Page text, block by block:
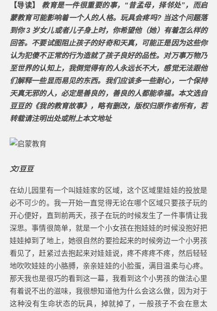
【导读】
教育是一件很重要的事，“昔孟母，择邻处”，而启
蒙教育可能影响着一个人的人格。玩具会疼吗? 当这个问题落
到你 3 岁女儿或者儿子身上时，你希望他（她）有着怎么样的
回答。不要试图阻止孩子的好奇和天真，可能正是因为这些你
认为犯傻不正常的行为造就了孩子良好的品性。对万事万物乃
至世界的认知上，我倒觉得有的人永远长不大，感觉无法跟他
们解释一些显而易见的东西。我们应该多一些耐心，一个保持
天真无邪的人，必定是善良的，善良的人都能幸福。本文选自
豆豆的《我的教育故事》，略有删改，版权归原作者所有，若
转载请注明出处或附上本文地址
文/豆豆
在幼儿园里有一个叫娃娃家的区域，这个区域里娃娃的投放是
必不可少的。我一开始一直觉得无论在哪个区域只要孩子玩的
开心便好，直到前两天，孩子在玩的时候发生了一件事情让我
深思。事情很简单，就是一个小女孩在抱娃娃的时候没抱好把
娃娃掉到了地上，她很自然的要捡起来的时候旁边一个小男孩
看见了，赶紧过去抱起来对娃娃说，疼不疼疼不疼，然后轻轻
地吹吹娃娃的小胳膊，亲亲娃娃的小脸蛋，满目温柔与心疼。
那天我也是很巧的看到这一幕，我看到这个小男孩的做法心里
有着说不出的滋味，我很想知道他为什么会这么做，因为对于
这种没有生命状态的玩具，掉就掉了，一般孩子不会在意太